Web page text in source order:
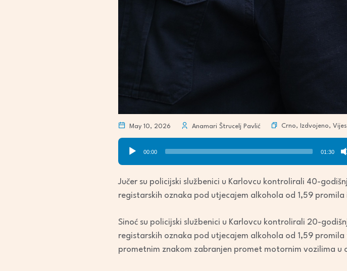
May 10, 2026 Anamari Štrucelj Pavlić Crno, Izdvojeno,
Audio
Player
00:00 01:30
Jučer su policijski službenici u Karlovcu kontrolirali 40-
registarskih oznaka pod utjecajem alkohola od 1,59
Sinoć su policijski službenici u Karlovcu kontrolirali 20-
registarskih oznaka pod utjecajem alkohola od 1,59
prometnim znakom zabranjen promet motornim vozilima u